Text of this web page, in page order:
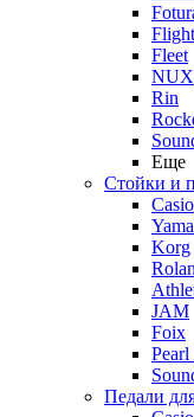
Flight
Fleet
NUX
Rin
Еще
Стойки и
Casio
Korg
JAM
Foix
Педали